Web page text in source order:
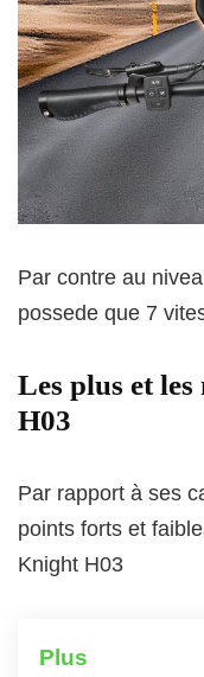
Par contre au
possede que 7
Les plus et
H03
Par rapport à ses
points forts et
Knight H03
Plus